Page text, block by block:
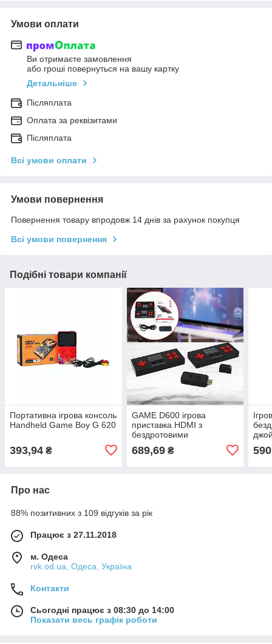
Умови оплати
Ви отримаєте замовлення
або гроші повернуться на вашу картку
Детальніше
Післяплата
Оплата за реквізитами
Післяплата
Всі умови оплати
Умови повернення
Повернення товару впродовж 14 днів за рахунок покупця
Всі умови повернення
Подібні товари компанії
Портативна ігрова консоль
Handheld Game Boy G 620
393,94 ₴
GAME D600 ігрова
приставка HDMI з
бездротовими
689,69₴
Про нас
88% позитивних з 109 відгуків за рік
Працює з 27.11.2018
м. Одеса
rvk.od.ua, Одеса, Україна
Контакти
Сьогодні працює з 08:30 до 14:00
Показати весь графік роботи